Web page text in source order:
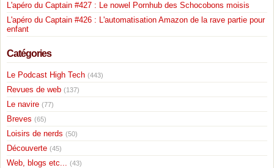
L'apéro du Captain #427 : Le nowel Pornhub des Schocobons moisis
L'apéro du Captain #426 : L'automatisation Amazon de la rave partie pour
enfant
Catégories
Le Podcast High Tech (443)
Revues de web (137)
Le navire (77)
Breves (65)
Loisirs de nerds (50)
Découverte (45)
Web, blogs etc... (43)